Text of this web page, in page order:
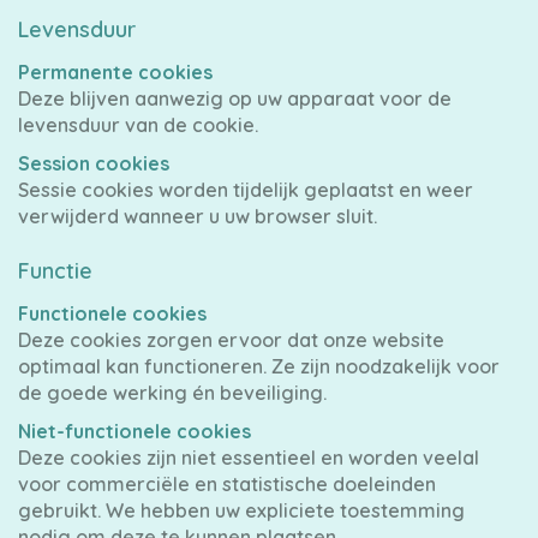
Levensduur
Permanente cookies
Deze blijven aanwezig op uw apparaat voor de
levensduur van de cookie.
Session cookies
Sessie cookies worden tijdelijk geplaatst en weer
verwijderd wanneer u uw browser sluit.
Functie
Functionele cookies
Deze cookies zorgen ervoor dat onze website
optimaal kan functioneren. Ze zijn noodzakelijk voor
de goede werking én beveiliging.
Niet-functionele cookies
Deze cookies zijn niet essentieel en worden veelal
voor commerciële en statistische doeleinden
gebruikt. We hebben uw expliciete toestemming